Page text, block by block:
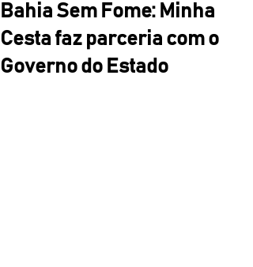
Bahia Sem Fome: Minha
Cesta faz parceria com o
Governo do Estado